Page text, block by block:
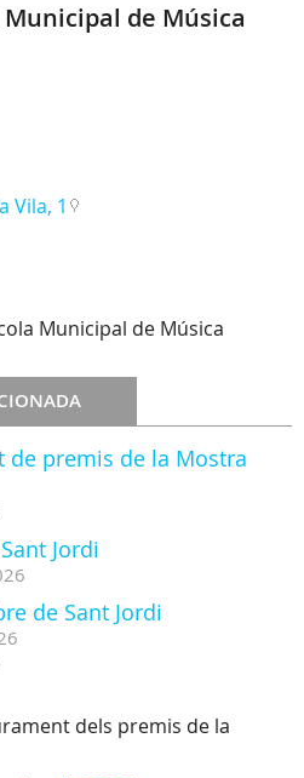
de Música
Vila, 1
Municipal de Música
premis de la Mostra
Jordi
de Sant Jordi
dels premis de la